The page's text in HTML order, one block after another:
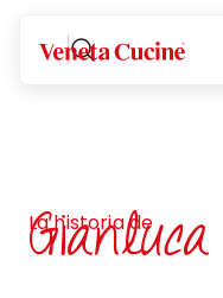
Veneta Cucine
La historia de
Gianluca